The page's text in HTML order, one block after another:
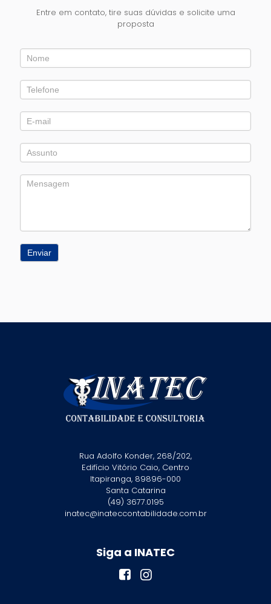
Entre em contato, tire suas dúvidas e solicite uma
proposta
Entre
em
Enviar
Rua Adolfo Konder, 268/202,
Edifício Vitório Caio, Centro
Itapiranga, 89896-000
Santa Catarina
(49) 3677.0195
inatec@inateccontabilidade.com.br
Siga a INATEC